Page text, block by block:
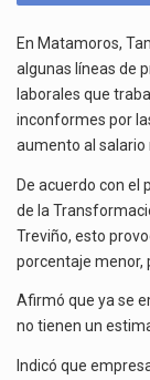
En Matamoros,
algunas líneas de
laborales que
inconformes por
aumento al salario
De acuerdo con el
de la
Treviño, esto
porcentaje menor,
Afirmó que ya se
no tienen un
Indicó que